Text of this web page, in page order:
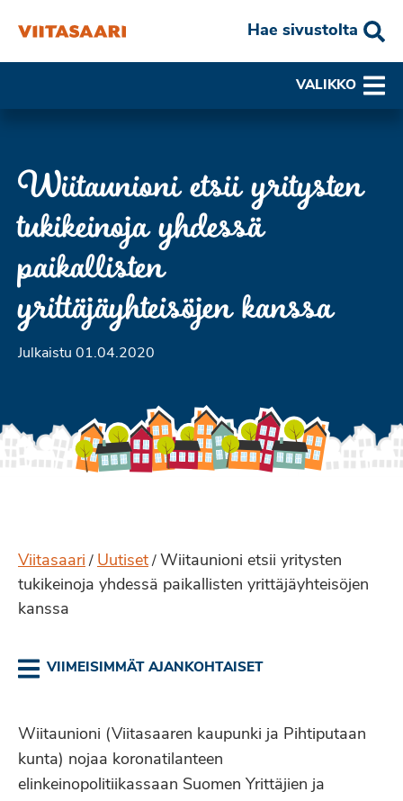
Hae sivustolta
VALIKKO
Wiitaunioni etsii yritysten
tukikeinoja yhdessä
paikallisten
yrittäjäyhteisöjen kanssa
Julkaistu 01.04.2020
Viitasaari / Uutiset / Wiitaunioni etsii yritysten
tukikeinoja yhdessä paikallisten yrittäjäyhteisöjen
kanssa
VIIMEISIMMÄT AJANKOHTAISET
Wiitaunioni (Viitasaaren kaupunki ja Pihtiputaan
kunta) nojaa koronatilanteen
elinkeinopolitiikassaan Suomen Yrittäjien ja